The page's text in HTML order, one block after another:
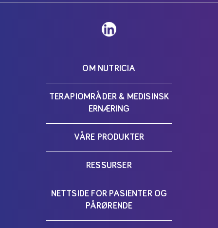
OM NUTRICIA
TERAPIOMRÅDER & MEDISINSK
ERNÆRING
VÅRE PRODUKTER
RESSURSER
NETTSIDE FOR PASIENTER OG
PÅRØRENDE